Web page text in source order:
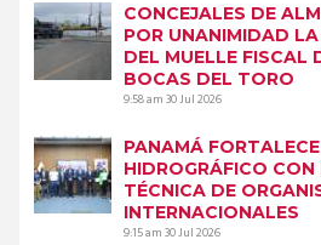
CONCEJALES DE
POR UNANIMIDAD
DEL MUELLE FISCAL
BOCAS DEL TORO
9:58 am30 Jul 2026
PANAMÁ
HIDROGRÁFICO CON
TÉCNICA DE
INTERNACIONALES
9:15 am30 Jul 2026